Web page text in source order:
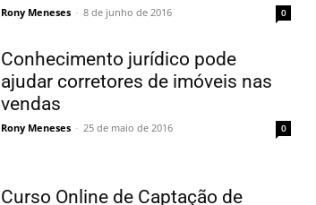
Rony Meneses - 8 de junho de 2016 0
Conhecimento jurídico pode
ajudar corretores de imóveis nas
vendas
Rony Meneses - 25 de maio de 2016 0
Curso Online de Captação de